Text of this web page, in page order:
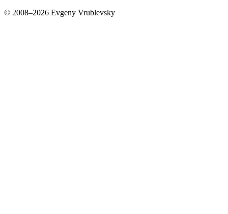
© 2008–2026 Evgeny Vrublevsky